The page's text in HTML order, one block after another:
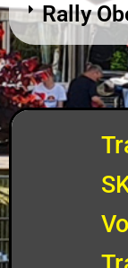
Rally